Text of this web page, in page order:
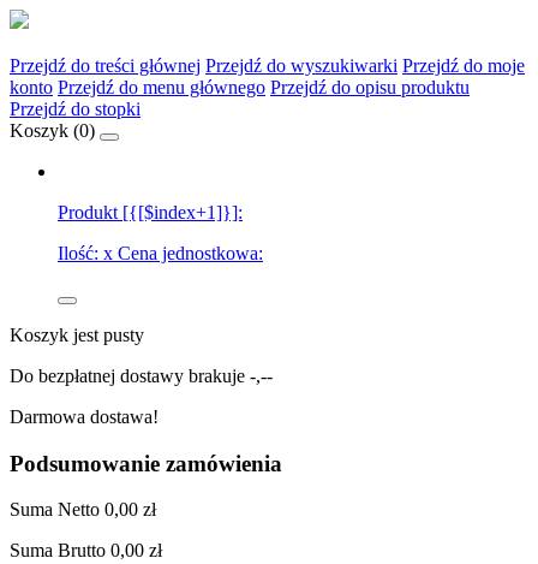
Przejdź do treści głównej Przejdź do wyszukiwarki Przejdź do moje
konto Przejdź do menu głównego Przejdź do opisu produktu
Przejdź do stopki
Koszyk (0)
Produkt [{[$index+1]}]:
Ilość: x Cena jednostkowa:
Koszyk jest pusty
Do bezpłatnej dostawy brakuje -,--
Darmowa dostawa!
Podsumowanie zamówienia
Suma Netto 0,00 zł
Suma Brutto 0,00 zł